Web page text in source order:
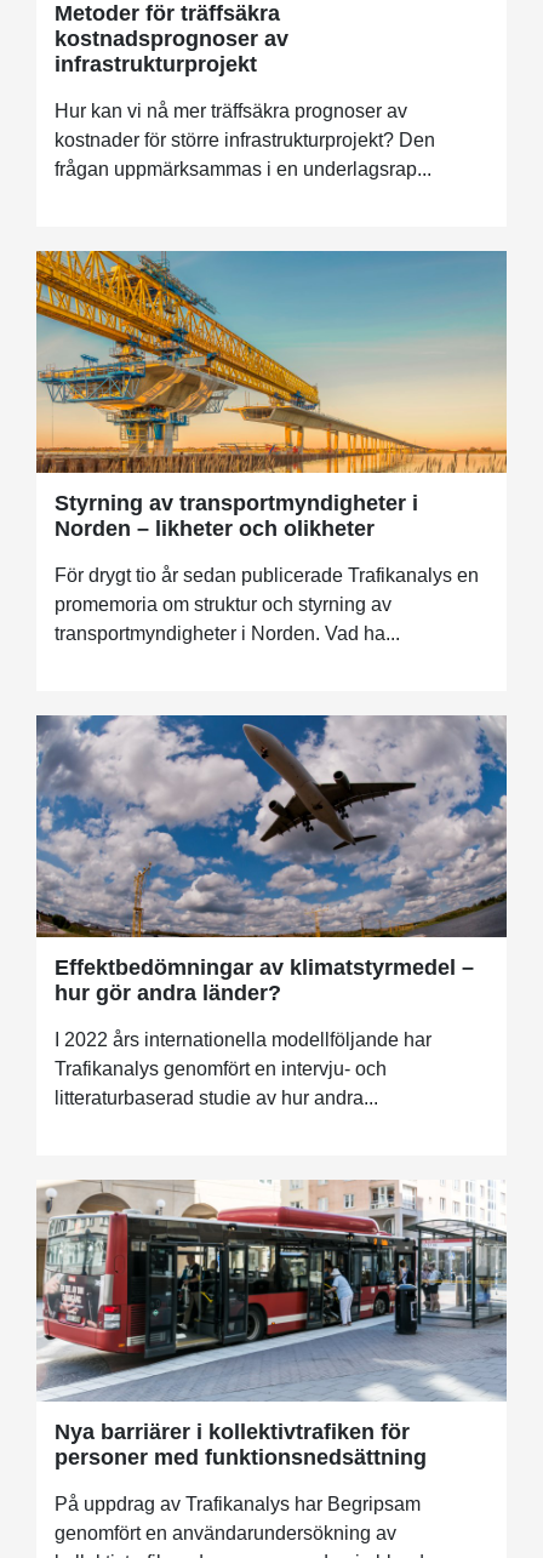
Metoder för träffsäkra
kostnadsprognoser av
infrastrukturprojekt
Hur kan vi nå mer träffsäkra prognoser av
kostnader för större infrastrukturprojekt? Den
frågan uppmärksammas i en underlagsrap...
Styrning av transportmyndigheter i
Norden – likheter och olikheter
För drygt tio år sedan publicerade Trafikanalys en
promemoria om struktur och styrning av
transportmyndigheter i Norden. Vad ha...
Effektbedömningar av klimatstyrmedel –
hur gör andra länder?
I 2022 års internationella modellföljande har
Trafikanalys genomfört en intervju- och
litteraturbaserad studie av hur andra...
Nya barriärer i kollektivtrafiken för
personer med funktionsnedsättning
På uppdrag av Trafikanalys har Begripsam
genomfört en användarundersökning av